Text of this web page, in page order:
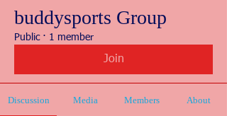
buddysports Group
Public · 1 member
Join
Discussion Media Members About